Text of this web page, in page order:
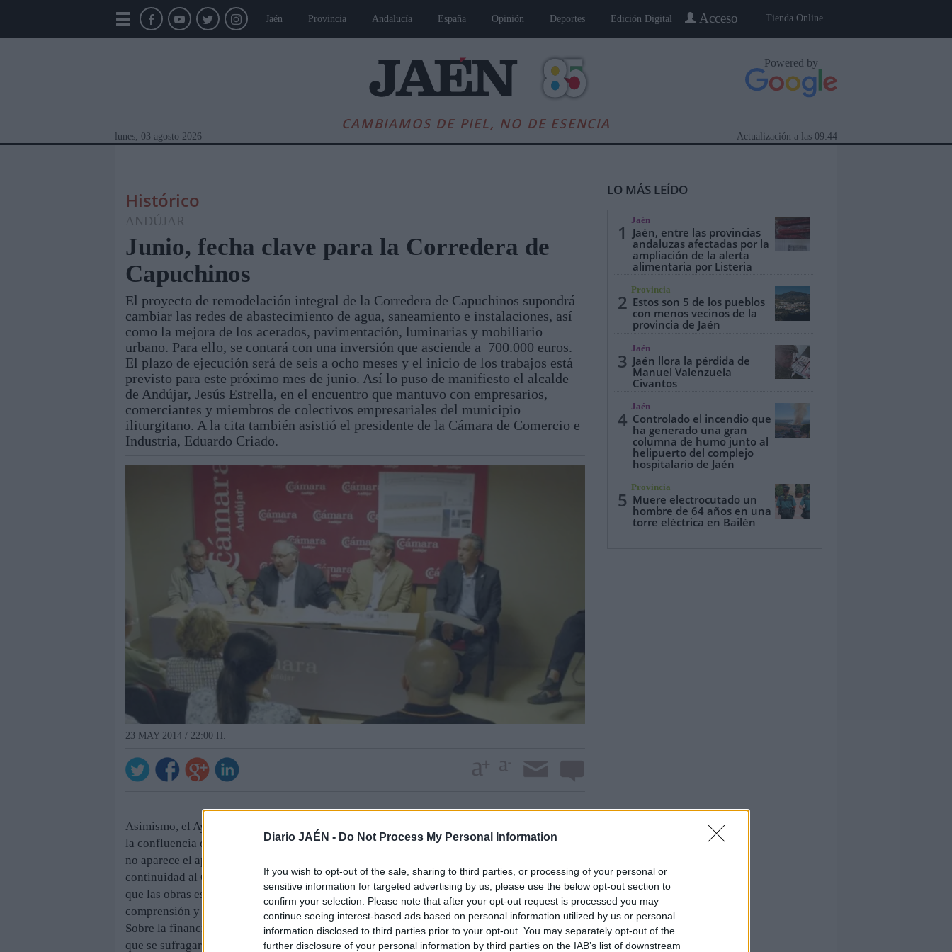
Diario JAÉN - Do Not Process My Personal Information
If you wish to opt-out of the sale, sharing to third parties, or processing of your personal or
sensitive information for targeted advertising by us, please use the below opt-out section to
confirm your selection. Please note that after your opt-out request is processed you may
continue seeing interest-based ads based on personal information utilized by us or personal
information disclosed to third parties prior to your opt-out. You may separately opt-out of the
further disclosure of your personal information by third parties on the IAB’s list of downstream
Tienda Online
Acceso
Jaén Provincia Andalucía España Opinión Deportes Edición Digital
CAMBIAMOS DE PIEL, NO DE ESENCIA
Powered by
lunes, 03 agosto 2026 09:44
Actualización a las
Módulos Portada Jaén Provincia Jaén, Pueblo a Pueblo Gente Especiales
Histórico
ANDÚJAR
Junio, fecha clave para la Corredera de
Capuchinos
El proyecto de remodelación integral de la Corredera de Capuchinos supondrá
cambiar las redes de abastecimiento de agua, saneamiento e instalaciones, así
como la mejora de los acerados, pavimentación, luminarias y mobiliario
urbano. Para ello, se contará con una inversión que asciende a 700.000 euros.
El plazo de ejecución será de seis a ocho meses y el inicio de los trabajos está
previsto para este próximo mes de junio. Así lo puso de manifiesto el alcalde
de Andújar, Jesús Estrella, en el encuentro que mantuvo con empresarios,
comerciantes y miembros de colectivos empresariales del municipio
iliturgitano. A la cita también asistió el presidente de la Cámara de Comercio e
Industria, Eduardo Criado.
23 MAY 2014 / 22:00 H.
Asimismo, el Ayuntamiento tiene previsto dividir las obras en varios tramos. Comenzará en
la confluencia de Corredera de Capuchinos con la calle 22 de Julio. Además, en el proyecto
no aparece el aparcamiento subterráneo. La intención del Gobierno municipal es dar
continuidad al Centro Comercial Abierto. En este sentido, el alcalde apuntó: “Esperamos
que las obras estén culminadas para la Campaña de Navidad. Por eso pedimos a los vecinos
comprensión y colaboración por las molestias que puedan provocar”.
Sobre la financiación del proyecto de remodelación integral de este eje comercial, explicó
que se sufragará con recursos propios de la Administración local. “Estarán derivados de las
LO MÁS LEÍDO
1
Jaén
Jaén, entre las provincias
andaluzas afectadas por la
ampliación de la alerta
alimentaria por Listeria
2
Provincia
Estos son 5 de los pueblos
con menos vecinos de la
provincia de Jaén
3
Jaén
Jaén llora la pérdida de
Manuel Valenzuela
Civantos
4
Jaén
Controlado el incendio que
ha generado una gran
columna de humo junto al
helipuerto del complejo
hospitalario de Jaén
5
Provincia
Muere electrocutado un
hombre de 64 años en una
torre eléctrica en Bailén